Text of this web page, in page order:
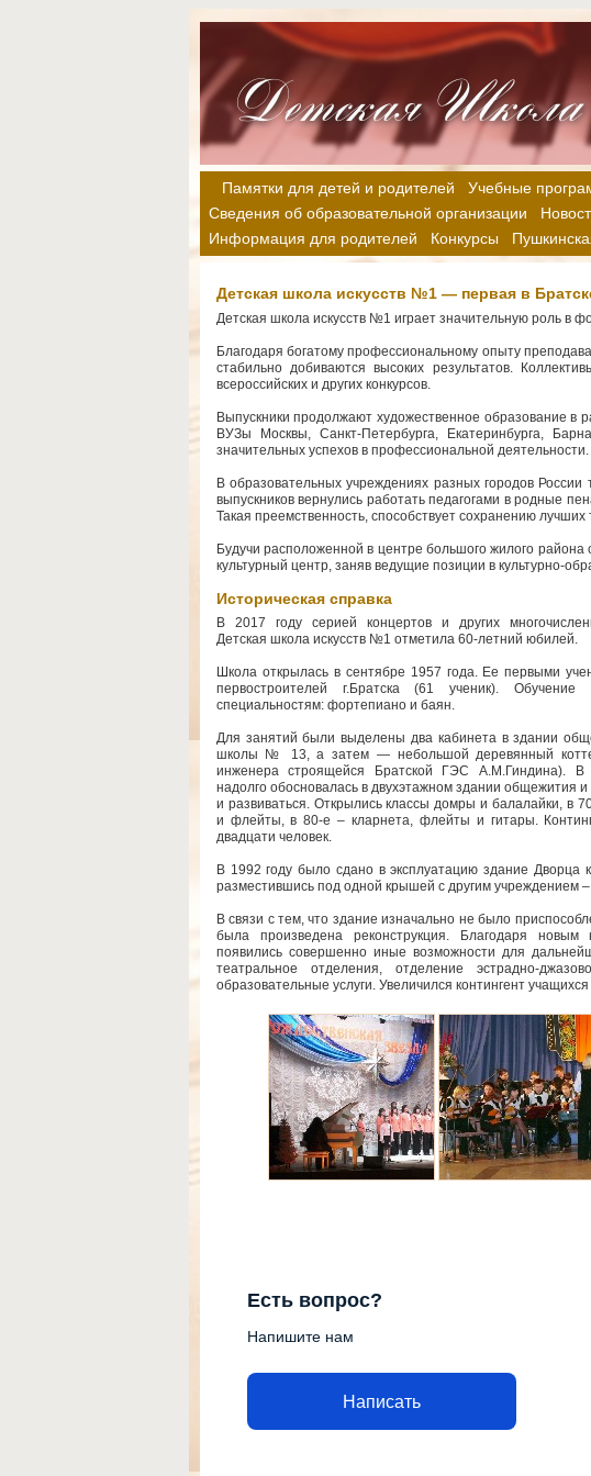
Памятки для детей и родителей Учебные
Сведения об образовательной организации
Информация для родителей
Конкурсы
Детская школа искусств №1 — первая в
Детская школа искусств №1 играет значительную роль в
Благодаря богатому профессиональному опыту
стабильно добиваются высоких результатов.
всероссийских и других конкурсов.
Выпускники продолжают художественное образование в
ВУЗы Москвы, Санкт-Петербурга, Екатеринбурга,
значительных успехов в профессиональной деятельности.
В образовательных учреждениях разных городов
выпускников вернулись работать педагогами в родные
Такая преемственность, способствует сохранению
Будучи расположенной в центре большого жилого
культурный центр, заняв ведущие позиции в культурно-
Историческая справка
В 2017 году серией концертов и других
Детская школа искусств №1 отметила 60-летний юбилей.
Школа открылась в сентябре 1957 года. Ее первыми
первостроителей г.Братска (61 ученик).
специальностям: фортепиано и баян.
Для занятий были выделены два кабинета в здании
школы № 13, а затем — небольшой деревянный
инженера строящейся Братской ГЭС А.М.Гиндина).
надолго обосновалась в двухэтажном здании общежития
и развиваться. Открылись классы домры и балалайки, в
и флейты, в 80-е – кларнета, флейты и гитары.
двадцати человек.
В 1992 году было сдано в эксплуатацию здание Дворца
разместившись под одной крышей с другим учреждением –
В связи с тем, что здание изначально не было
была произведена реконструкция. Благодаря
появились совершенно иные возможности для
театральное отделения, отделение эстрадно-
образовательные услуги. Увеличился контингент
Есть вопрос?
Напишите нам
Написать